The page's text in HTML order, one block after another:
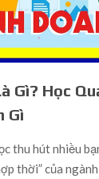
Gì? Học
Gì
thu hút nhiều
thời” của ngành